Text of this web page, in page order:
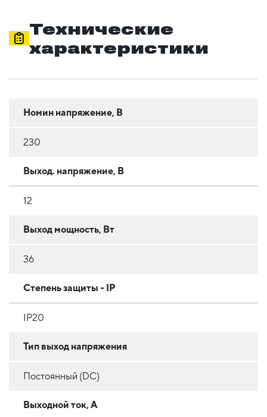
Технические
характеристики
Номин напряжение, В
230
Выход. напряжение, В
12
Выход мощность, Вт
36
Степень защиты - IP
IP20
Тип выход напряжения
Постоянный (DC)
Выходной ток, А